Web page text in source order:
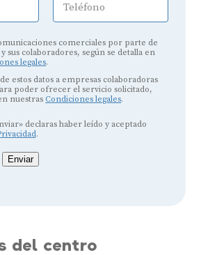
Teléfono
comerciales por parte de
sus colaboradores, según se detalla en
legales.
estos datos a empresas colaboradoras
poder ofrecer el servicio solicitado,
nuestras Condiciones legales.
declaras haber leído y aceptado
.
Enviar
del centro